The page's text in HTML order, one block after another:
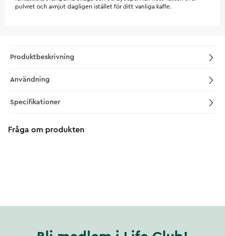
pulvret och avnjut dagligen istället för ditt vanliga kaffe.
Produktbeskrivning
Användning
Specifikationer
Fråga om produkten